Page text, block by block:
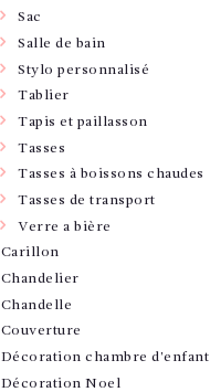
Sac
Salle de bain
Stylo personnalisé
Tablier
Tapis et paillasson
Tasses
Tasses à boissons chaudes
Tasses de transport
Verre a bière
Carillon
Chandelier
Chandelle
Couverture
Décoration chambre d'enfant
Décoration Noel